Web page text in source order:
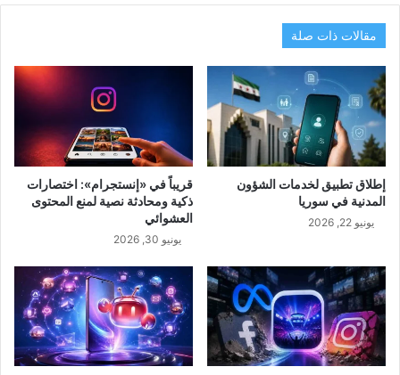
مقالات ذات صلة
إطلاق تطبيق لخدمات الشؤون
المدنية في سوريا
يونيو 22, 2026
قريباً في «إنستجرام»: اختصارات
ذكية ومحادثة نصية لمنع المحتوى
العشوائي
يونيو 30, 2026